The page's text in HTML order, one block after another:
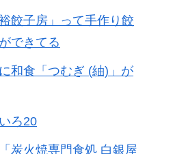
餃子房」って手作り餃
できてる
和食「つむぎ (紬)」が
ろ20
炭火焼専門食処 白銀屋